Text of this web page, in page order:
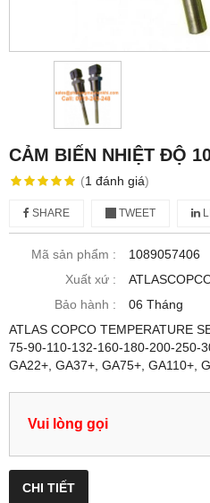
CẢM BIẾN NHIỆT ĐỘ
(1 đánh giá)
SHARE TWEET
Mã sản phẩm :
1089057406
Xuất xứ :
Bảo hành :
06 Tháng
ATLAS COPCO TEMPERATURE
75-90-110-132-160-180-200-250-
GA22+, GA37+, GA75+, GA110+,
Vui lòng gọi
CHI TIẾT